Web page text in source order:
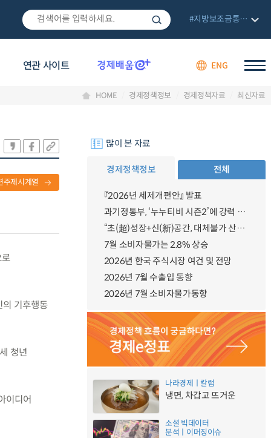
연관 사이트 ENG
#지방보조금통합관리망
HOME 경제정책정보 경제정책자료 최신자료
주제시계열
기후행동
청년
이디어
많이 본 자료
경제정책정보 전체
『2026년 세제개편안』 발표
과기정통부, ‘누누티비 시즌2’에 강력 대응 의지 밝혀
“초(超)성장+신(新)공간, 대체불가 산업강국”
7월 소비자물가는 2.8% 상승
2026년 한국 주식시장 여건 및 전망
2026년 7월 수출입 동향
2026년 7월 소비자물가동향
나라경제ㅣ칼럼
냉면, 차갑고 뜨거운
소셜 빅데이터
분석ㅣ이머징이슈